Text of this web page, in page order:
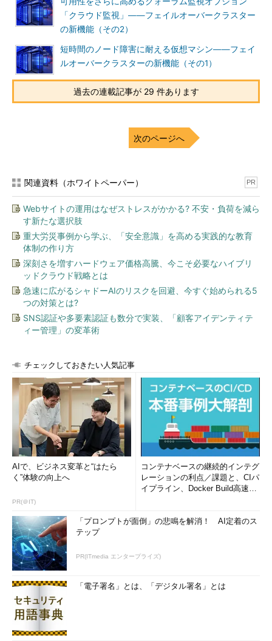
画面3
ノードのコンピューター名に対応したAレコードと、
クラスターに設定するクラスター名とクラスターIPのAレコ
2台のサーバーそれぞれに「サーバーマネージャー」の「役割
と機能のインストールウィザード」を使用して、「Failover
Clustering」の機能をインストールします。Server Coreインス
トールの場合は、Windows PowerShellで次のコマンドラインを
IncludeManagementTools
実は、Windows Server 2016 TP3の「Failover Clustering」機
能には、一部バグがあります。この機能と共にインストールされ
るWindows PowerShellの「FailoverClusters」モジュールが、日
本語のシステムロケールでは読み込みに失敗し、関連するコマン
ドレットが全てエラーとなるのです。「Failover Clustering」機
能をインストールしたら、以下の筆者の個人ブログで説明してい
る方法で「FailoverClusters」モジュールの問題を修正してくだ
さい。
Windows Server 2016 TP3 > システムロケールと
ぬなんとかわーるど）
ワークグループ構成（およびマルチドメイン構成）のクラスタ
ーは、ローカルアカウントで作成および管理します。ビルトイン
のAdministratorアカウントを使用する場合は、クラスターに参加
する全てのノードのパスワードを一致させます。
ビルトインのアカウントを使用しない場合は、管理者アカウン
ト（Administratorsグループのメンバー）を作成して、同じパス
ワードを設定します。ビルトインアカウントを使用しない場合
は、さらにレジストリの編集も必要です。Windows PowerShell
編集が完了します。
new-itemproperty -path HKLM:
￥SOFTWARE￥Microsoft￥Windows￥CurrentVersion￥P
olicies￥System -Name LocalAccountTokenFilterPolicy -
Value 1
「クラウド監視」――フェイルオーバークラスター
の新機能（その2）
短時間のノード障害に耐える仮想マシン――フェイ
ルオーバークラスターの新機能（その1）
過去の連載記事が 29 件あります
次のページへ
関連資料（ホワイトペーパー） PR
Webサイトの運用はなぜストレスがかかる? 不安・負荷を減ら
す新たな選択肢
重大労災事例から学ぶ、「安全意識」を高める実践的な教育
体制の作り方
深刻さを増すハードウェア価格高騰、今こそ必要なハイブリ
ッドクラウド戦略とは
急速に広がるシャドーAIのリスクを回避、今すぐ始められる5
つの対策とは?
SNS認証や多要素認証も数分で実装、「顧客アイデンティテ
ィー管理」の変革術
チェックしておきたい人気記事
AIで、ビジネス変革と“はたら
く”体験の向上へ
PR(＠IT)
コンテナベースの継続的インテグ
レーションの利点／課題と、CIパ
イプライン、Docker Build高速化
「プロンプトが面倒」の悲鳴を解消！ AI定着のス
テップ
PR(ITmedia エンタープライズ)
「電子署名」とは、「デジタル署名」とは